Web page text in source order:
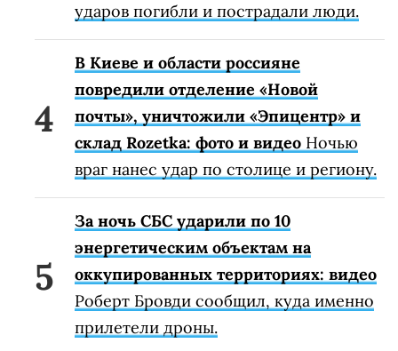
ударов погибли и пострадали люди.
В Киеве и области россияне
повредили отделение «Новой
почты», уничтожили «Эпицентр» и
склад Rozetka: фото и видео Ночью
враг нанес удар по столице и региону.
За ночь СБС ударили по 10
энергетическим объектам на
оккупированных территориях: видео
Роберт Бровди сообщил, куда именно
прилетели дроны.